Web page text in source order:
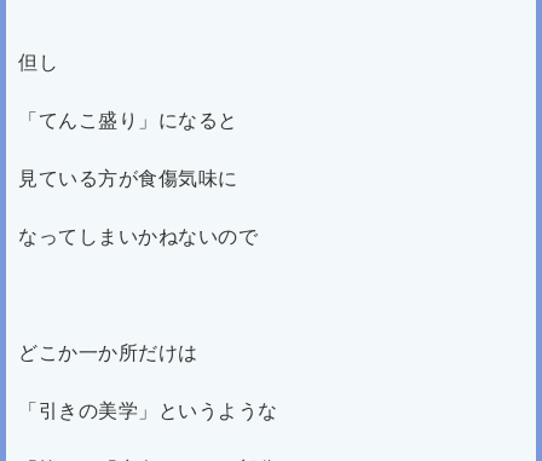
但し
「てんこ盛り」になると
見ている方が食傷気味に
なってしまいかねないので
どこか一か所だけは
「引きの美学」というような